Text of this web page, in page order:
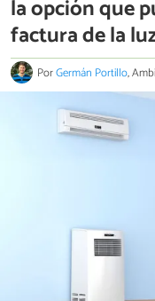
la opción que
factura de la
PorGermán Portillo,